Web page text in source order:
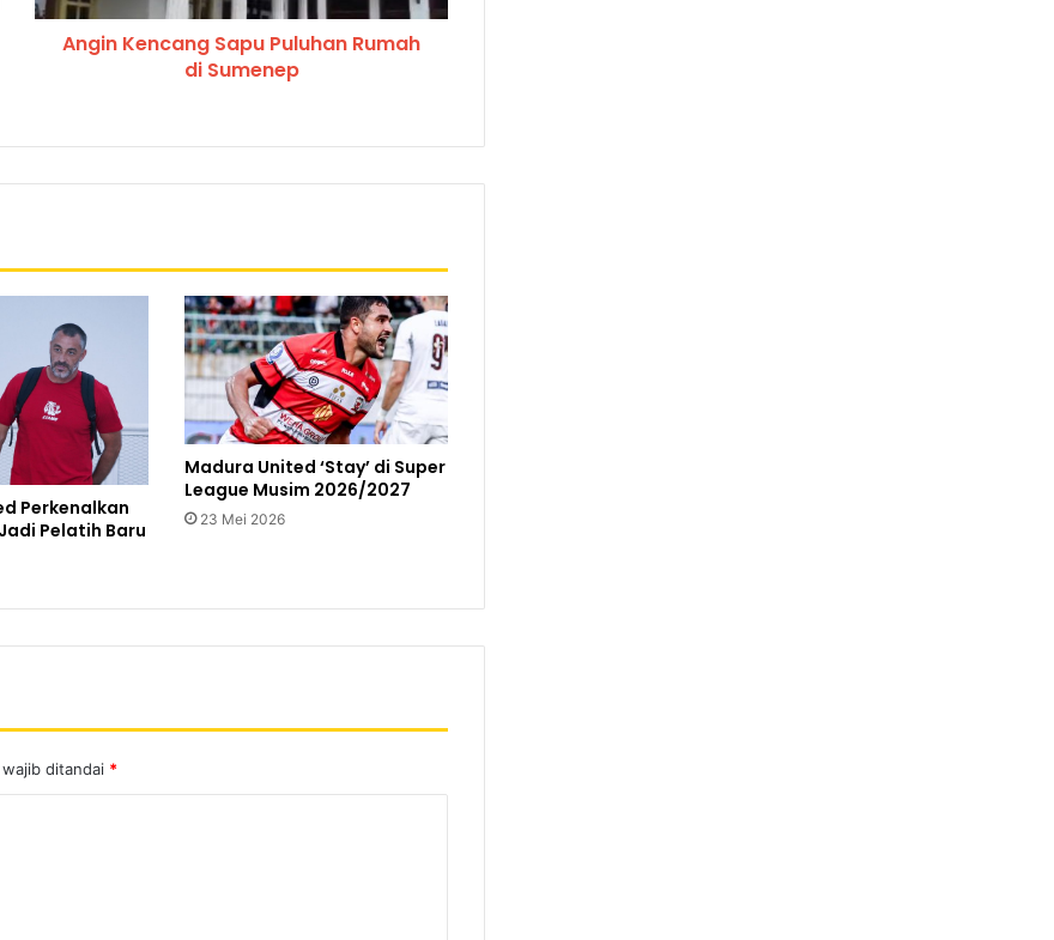
Angin Kencang Sapu Puluhan Rumah
di Sumenep
Perkenalkan
Pelatih Baru
Madura United ‘Stay’ di Super
League Musim 2026/2027
23 Mei 2026
wajib ditandai *